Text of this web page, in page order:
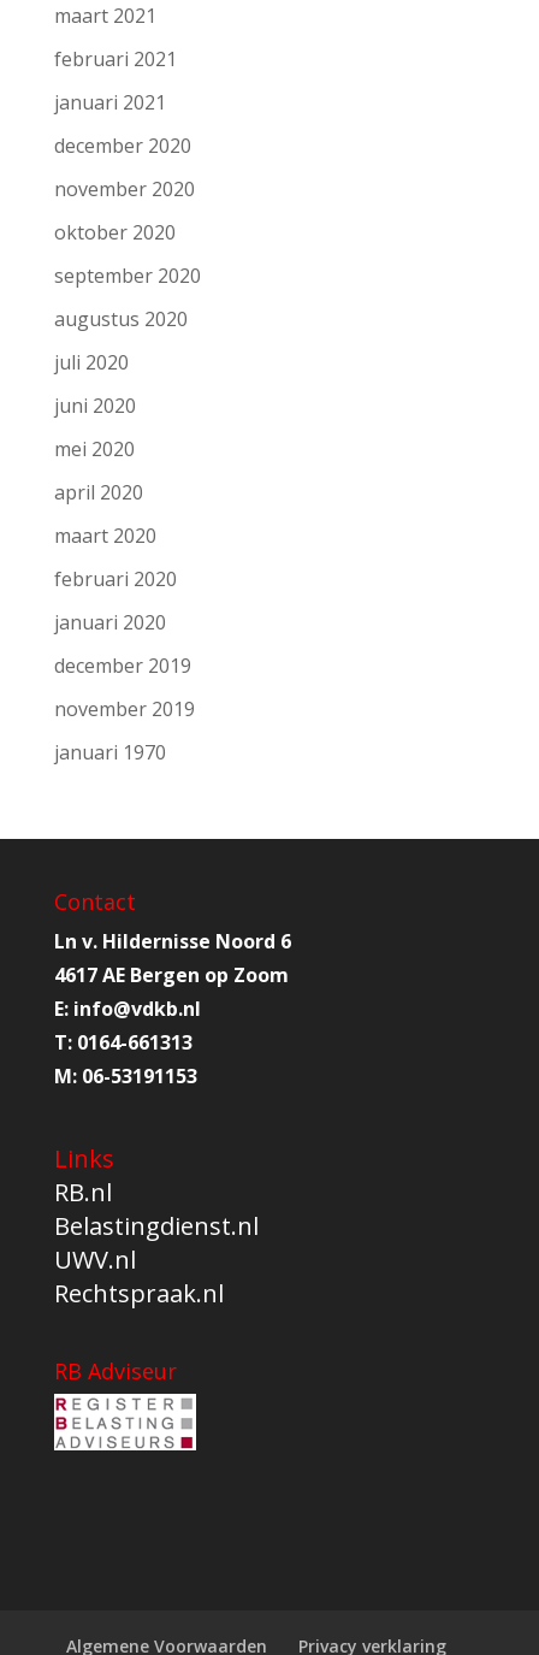
maart 2021
februari 2021
januari 2021
december 2020
november 2020
oktober 2020
september 2020
augustus 2020
juli 2020
juni 2020
mei 2020
april 2020
maart 2020
februari 2020
januari 2020
december 2019
november 2019
januari 1970
Contact
Ln v. Hildernisse Noord 6
4617 AE Bergen op Zoom
E: info@vdkb.nl
T: 0164-661313
M: 06-53191153
Links
RB.nl
Belastingdienst.nl
UWV.nl
Rechtspraak.nl
RB Adviseur
Algemene Voorwaarden Privacy verklaring